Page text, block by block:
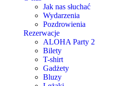
Jak nas słuchać
Wydarzenia
Pozdrowienia
Rezerwacje
ALOHA Party 2
Bilety
T-shirt
Gadżety
Bluzy